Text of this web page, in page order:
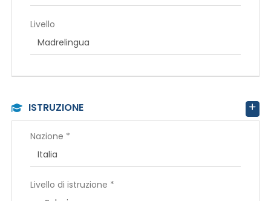
Livello
ISTRUZIONE
Nazione *
Livello di istruzione *